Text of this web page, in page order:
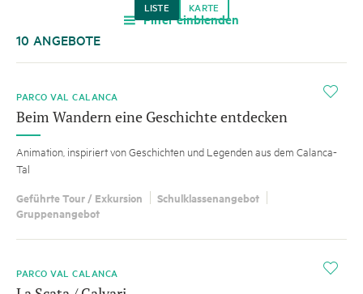
a Filter einblenden
LISTE KARTE
10 ANGEBOTE
i
PARCO VAL CALANCA
Beim Wandern eine Geschichte entdecken
Animation, inspiriert von Geschichten und Legenden aus dem Calanca-
Tal
Geführte Tour / Exkursion
Schulklassenangebot
Gruppenangebot
i
PARCO VAL CALANCA